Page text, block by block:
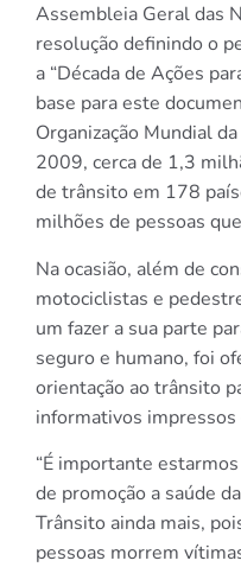
Assembleia Geral das
resolução definindo o
a “Década de Ações
base para este
Organização Mundial
2009, cerca de 1,3
de trânsito em 178
milhões de pessoas
Na ocasião, além de
motociclistas e
um fazer a sua parte
seguro e humano, foi
orientação ao trânsito
informativos
“É importante
de promoção a saúde
Trânsito ainda mais,
pessoas morrem